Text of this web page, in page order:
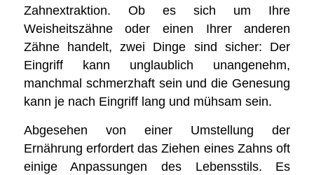
Zahnextraktion. Ob es sich um Ihre
Weisheitszähne oder einen Ihrer anderen
Zähne handelt, zwei Dinge sind sicher: Der
Eingriff kann unglaublich unangenehm,
manchmal schmerzhaft sein und die Genesung
kann je nach Eingriff lang und mühsam sein.
Abgesehen von einer Umstellung der
Ernährung erfordert das Ziehen eines Zahns oft
einige Anpassungen des Lebensstils. Es